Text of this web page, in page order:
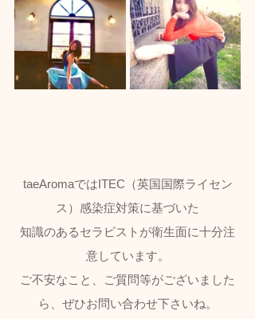
taeAromaではITEC（英国国際ライセン
ス）感染症対策に基づいた
知識のあるセラピストが衛生面に十分注
意しています。
ご不安なこと、ご質問等がございました
ら、ぜひお問い合わせ下さいね。